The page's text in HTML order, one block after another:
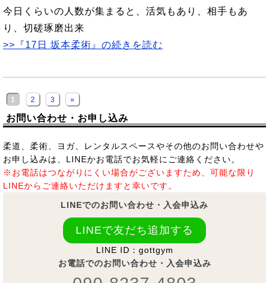
今日くらいの人数が集まると、活気もあり、相手もあ
り、切磋琢磨出来
>>『17日 坂本柔術』の続きを読む
1 2 3 »
お問い合わせ・お申し込み
柔道、柔術、ヨガ、レンタルスペースやその他のお問い合わせや
お申し込みは、LINEかお電話でお気軽にご連絡ください。
※お電話はつながりにくい場合がございますため、可能な限り
LINEからご連絡いただけますと幸いです。
LINEでのお問い合わせ・入会申込み
LINEで友だち追加する
LINE ID：gottgym
お電話でのお問い合わせ・入会申込み